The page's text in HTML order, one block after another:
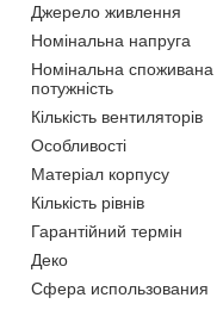
Джерело живлення
Номінальна напруга
Номінальна споживана
потужність
Кількість вентиляторів
Особливості
Матеріал корпусу
Кількість рівнів
Гарантійний термін
Деко
Сфера использования